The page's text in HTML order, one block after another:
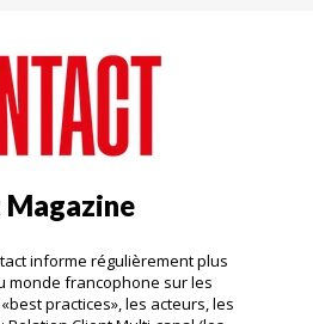
informe régulièrement plus
monde francophone sur les
practices», les acteurs, les